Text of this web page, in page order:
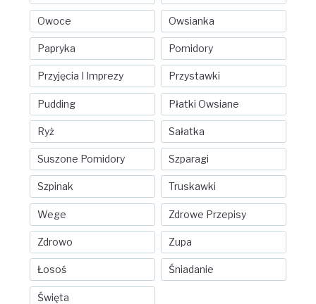
Owoce Owsianka
Papryka Pomidory
Przyjęcia I Imprezy Przystawki
Pudding Płatki Owsiane
Ryż Sałatka
Suszone Pomidory Szparagi
Szpinak Truskawki
Wege Zdrowe Przepisy
Zdrowo Zupa
Łosoś Śniadanie
Święta